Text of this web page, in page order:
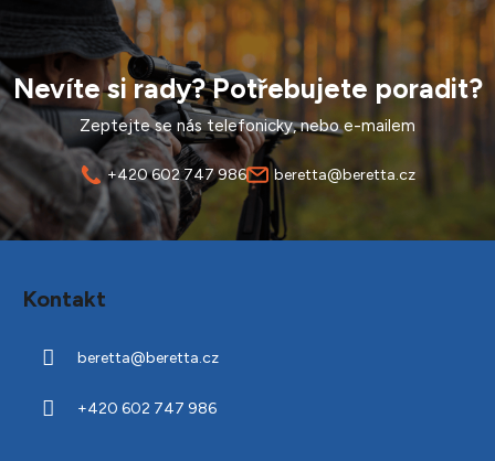
Nevíte si rady? Potřebujete poradit?
Zeptejte se nás telefonicky, nebo e-mailem
+420 602 747 986 beretta@beretta.cz
Kontakt
beretta@beretta.cz
+420 602 747 986